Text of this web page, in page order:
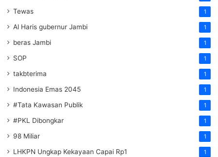
Tewas 1
Al Haris gubernur Jambi 1
beras Jambi 1
SOP 1
takbterima 1
Indonesia Emas 2045 1
#Tata Kawasan Publik 1
#PKL Dibongkar 1
98 Miliar 1
LHKPN Ungkap Kekayaan Capai Rp1 1